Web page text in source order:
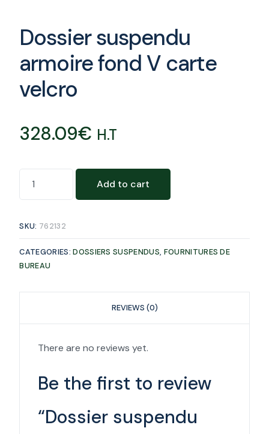
Dossier suspendu
armoire fond V carte
velcro
328.09€ H.T
Add to cart
SKU: 762132
CATEGORIES:DOSSIERS SUSPENDUS, FOURNITURES DE
BUREAU
REVIEWS (0)
There are no reviews yet.
Be the first to review
“Dossier suspendu